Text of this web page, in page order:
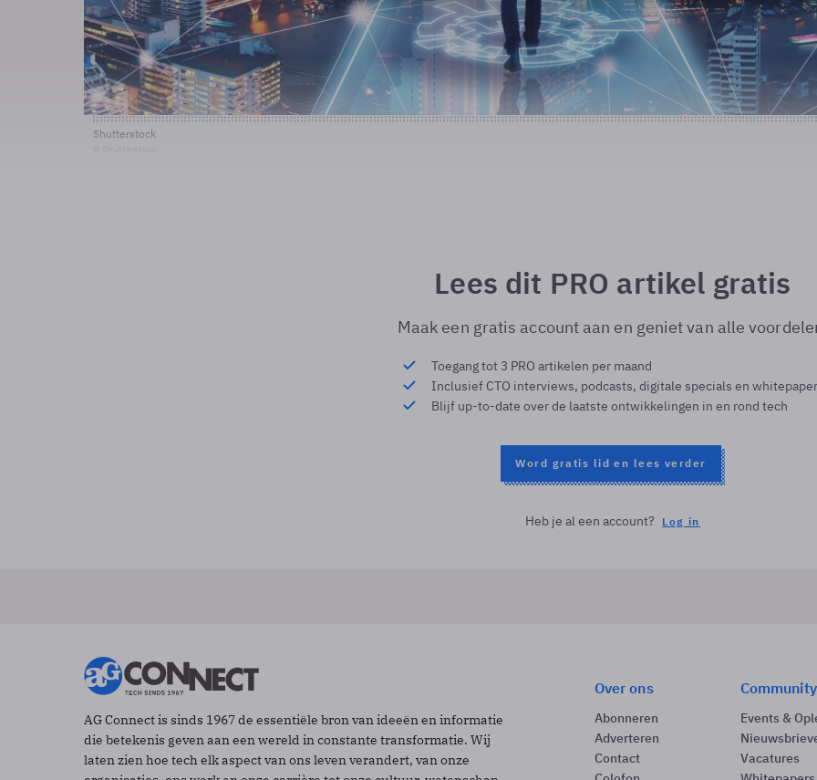
Shutterstock
Lees dit PRO artikel gratis
Maak een gratis account aan en geniet van alle
Toegang tot 3 PRO artikelen per maand
Inclusief CTO interviews, podcasts, digitale specials en
Blijf up-to-date over de laatste ontwikkelingen in en rond tech
Word gratis lid en lees verder
Heb je al een account? Log in
AG Connect is sinds 1967 de essentiële bron van ideeën en informatie
die betekenis geven aan een wereld in constante transformatie. Wij
laten zien hoe tech elk aspect van ons leven verandert, van onze
Over ons
Abonneren
Adverteren
Contact
Community
Events &
Vacatures